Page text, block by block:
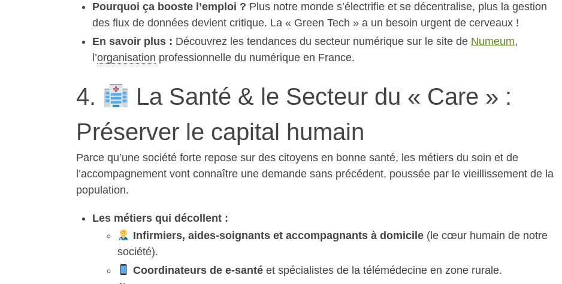
Pourquoi ça booste l’emploi ? Plus notre monde s’électrifie et se décentralise, plus la gestion
des flux de données devient critique. La « Green Tech » a un besoin urgent de cerveaux !
En savoir plus : Découvrez les tendances du secteur numérique sur le site de Numeum,
l’organisation professionnelle du numérique en France.
4.
La Santé & le Secteur du « Care » :
Préserver le capital humain
Parce qu’une société forte repose sur des citoyens en bonne santé, les métiers du soin et de
l’accompagnement vont connaître une demande sans précédent, poussée par le vieillissement de la
population.
Les métiers qui décollent :
Infirmiers, aides-soignants et accompagnants à domicile(le cœur humain de notre
société).
Coordinateurs de e-santéet spécialistes de la télémédecine en zone rurale.